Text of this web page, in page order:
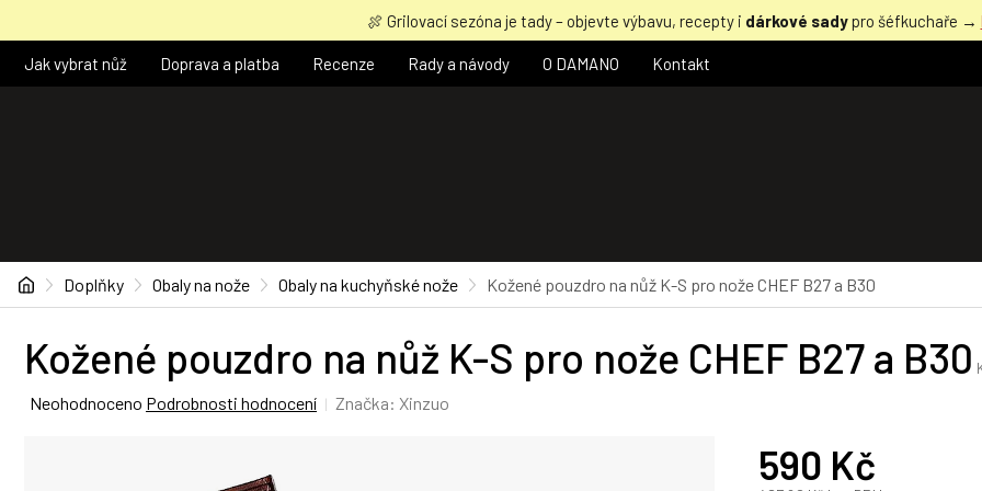
obsah
🍖 Grilovací sezóna je tady – objevte výbavu, recepty i dárkové sadypro šéfkuchaře →
Jak vybrat nůž Doprava a platba Recenze Rady a návody O DAMANO Kontakt
DomůDoplňky Obaly na nože Obaly na kuchyňské nože Kožené pouzdro na nůž K-S pro nože CHEF B27 a B30
Kožené pouzdro na nůž K-S pro nože CHEF B27 a B30
Průměrné
Neohodnoceno Podrobnosti hodnocení Značka: Xinzuo
590 Kč